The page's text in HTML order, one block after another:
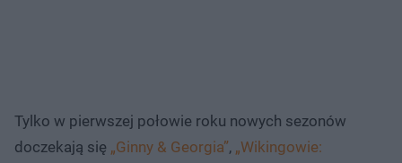
Tylko w pierwszej połowie roku nowych sezonów
doczekają się „Ginny & Georgia”, „Wikingowie: